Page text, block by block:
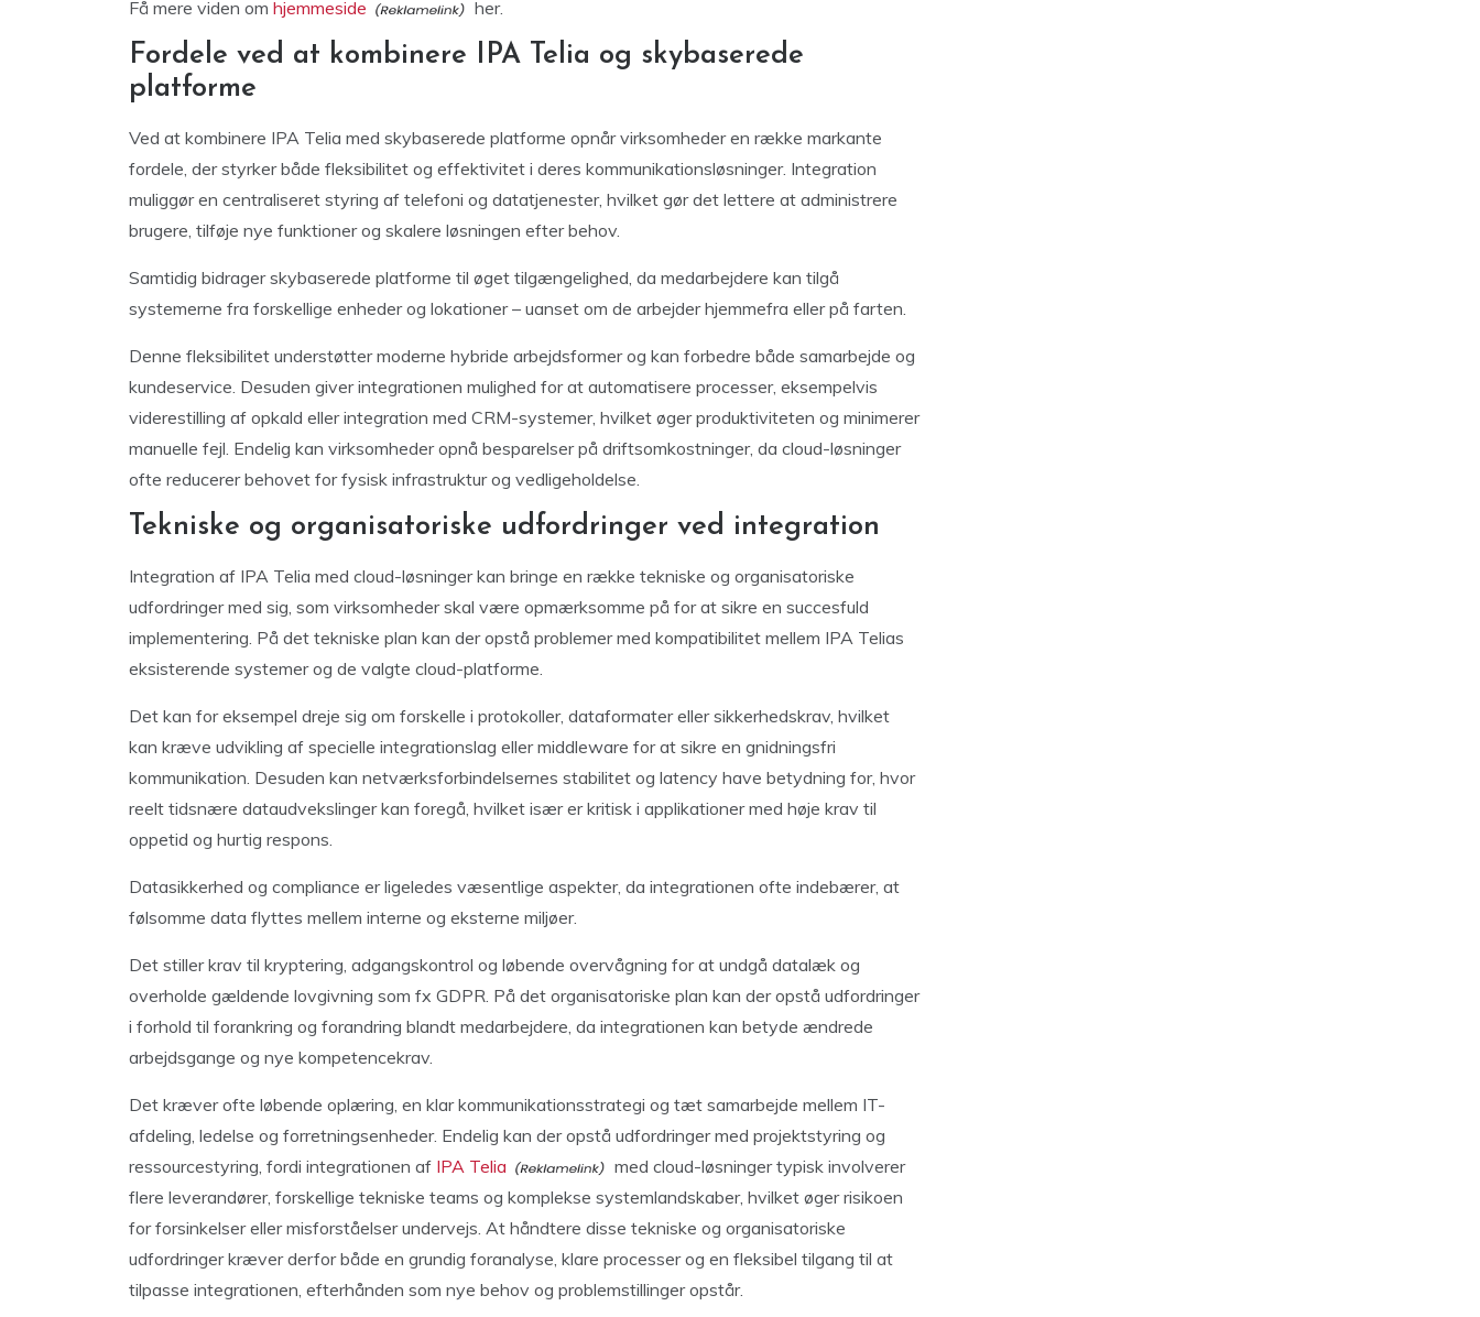
Få mere viden om hjemmeside her.
Fordele ved at kombinere IPA Telia og skybaserede
platforme
Ved at kombinere IPA Telia med skybaserede platforme opnår virksomheder en række markante
fordele, der styrker både fleksibilitet og effektivitet i deres kommunikationsløsninger. Integration
muliggør en centraliseret styring af telefoni og datatjenester, hvilket gør det lettere at administrere
brugere, tilføje nye funktioner og skalere løsningen efter behov.
Samtidig bidrager skybaserede platforme til øget tilgængelighed, da medarbejdere kan tilgå
systemerne fra forskellige enheder og lokationer – uanset om de arbejder hjemmefra eller på farten.
Denne fleksibilitet understøtter moderne hybride arbejdsformer og kan forbedre både samarbejde og
kundeservice. Desuden giver integrationen mulighed for at automatisere processer, eksempelvis
viderestilling af opkald eller integration med CRM-systemer, hvilket øger produktiviteten og minimerer
manuelle fejl. Endelig kan virksomheder opnå besparelser på driftsomkostninger, da cloud-løsninger
ofte reducerer behovet for fysisk infrastruktur og vedligeholdelse.
Tekniske og organisatoriske udfordringer ved integration
Integration af IPA Telia med cloud-løsninger kan bringe en række tekniske og organisatoriske
udfordringer med sig, som virksomheder skal være opmærksomme på for at sikre en succesfuld
implementering. På det tekniske plan kan der opstå problemer med kompatibilitet mellem IPA Telias
eksisterende systemer og de valgte cloud-platforme.
Det kan for eksempel dreje sig om forskelle i protokoller, dataformater eller sikkerhedskrav, hvilket
kan kræve udvikling af specielle integrationslag eller middleware for at sikre en gnidningsfri
kommunikation. Desuden kan netværksforbindelsernes stabilitet og latency have betydning for, hvor
reelt tidsnære dataudvekslinger kan foregå, hvilket især er kritisk i applikationer med høje krav til
oppetid og hurtig respons.
Datasikkerhed og compliance er ligeledes væsentlige aspekter, da integrationen ofte indebærer, at
følsomme data flyttes mellem interne og eksterne miljøer.
Det stiller krav til kryptering, adgangskontrol og løbende overvågning for at undgå datalæk og
overholde gældende lovgivning som fx GDPR. På det organisatoriske plan kan der opstå udfordringer
i forhold til forankring og forandring blandt medarbejdere, da integrationen kan betyde ændrede
arbejdsgange og nye kompetencekrav.
Det kræver ofte løbende oplæring, en klar kommunikationsstrategi og tæt samarbejde mellem IT-
afdeling, ledelse og forretningsenheder. Endelig kan der opstå udfordringer med projektstyring og
ressourcestyring, fordi integrationen af IPA Telia
med cloud-løsninger typisk involverer
flere leverandører, forskellige tekniske teams og komplekse systemlandskaber, hvilket øger risikoen
for forsinkelser eller misforståelser undervejs. At håndtere disse tekniske og organisatoriske
udfordringer kræver derfor både en grundig foranalyse, klare processer og en fleksibel tilgang til at
tilpasse integrationen, efterhånden som nye behov og problemstillinger opstår.